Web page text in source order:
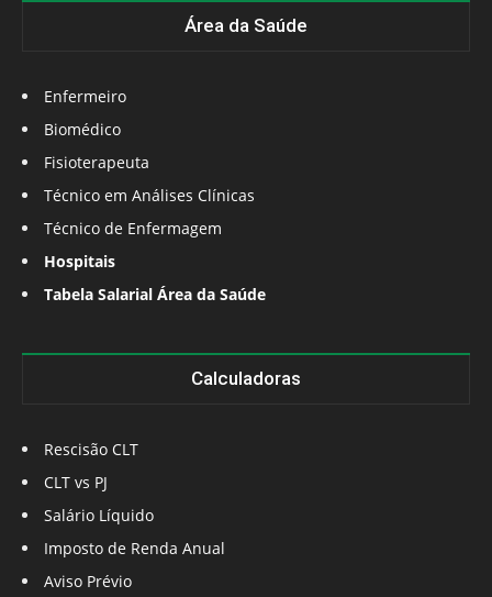
Área da Saúde
Enfermeiro
Biomédico
Fisioterapeuta
Técnico em Análises Clínicas
Técnico de Enfermagem
Hospitais
Tabela Salarial Área da Saúde
Calculadoras
Rescisão CLT
CLT vs PJ
Salário Líquido
Imposto de Renda Anual
Aviso Prévio